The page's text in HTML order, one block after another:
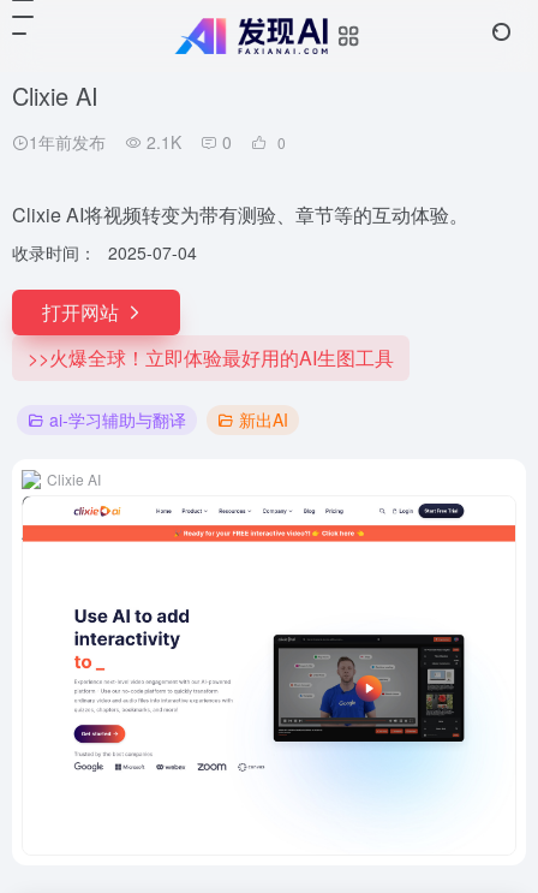
Clixie AI
1年前发布 2.1K 0 0
Clixie AI将视频转变为带有测验、章节等的互动体验。
收录时间： 2025-07-04
打开网站
>>火爆全球！立即体验最好用的AI生图工具
ai-学习辅助与翻译 新出AI
Clixie AI